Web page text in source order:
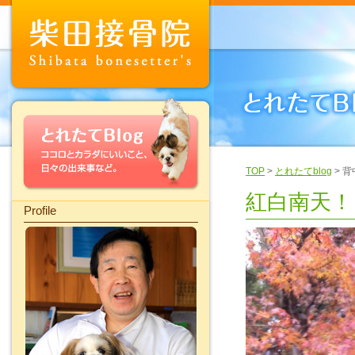
Profile
TOP > とれたてblog > 背
紅白南天！